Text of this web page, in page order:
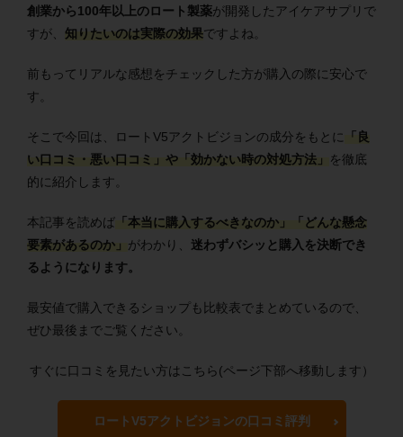
創業から100年以上のロート製薬が開発したアイケアサプリで
すが、 知りたいのは実際の効果ですよね。
前もってリアルな感想をチェックした方が購入の際に安心で
す。
そこで今回は、ロートV5アクトビジョンの成分をもとに
「良
い口コミ・悪い口コミ」や「効かない時の対処方法」
を徹底
的に紹介します。
本記事を読めば 「本当に購入するべきなのか」「どんな懸念
要素があるのか」 がわかり、 迷わずバシッと購入を決断でき
るようになります。
最安値で購入できるショップも比較表でまとめているので、
ぜひ最後までご覧ください。
すぐに口コミを見たい方はこちら(ページ下部へ移動します）
ロートV5アクトビジョンの口コミ評判